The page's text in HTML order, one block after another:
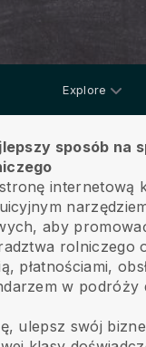
Explore
sposób na
internetową
aby
rolniczego
płatnościami,
w podróży
ulepsz swój